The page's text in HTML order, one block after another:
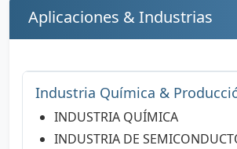
Aplicaciones & Industrias
Industria Química &
INDUSTRIA QUÍMICA
INDUSTRIA DE